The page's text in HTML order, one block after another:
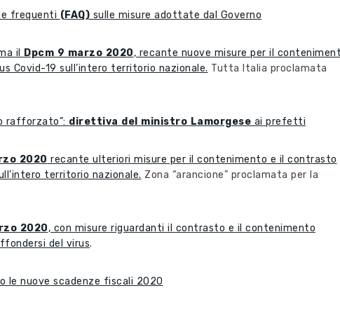
frequenti (FAQ) sulle misure adottate dal Governo
il Dpcm 9 marzo 2020, recante nuove misure per il
Covid-19 sull’intero territorio nazionale. Tutta Italia proclamata
rafforzato”: direttiva del ministro Lamorgese ai prefetti
2020 recante ulteriori misure per il contenimento e il contrasto
territorio nazionale. Zona “arancione” proclamata per la
2020, con misure riguardanti il contrasto e il contenimento
del virus.
le nuove scadenze fiscali 2020